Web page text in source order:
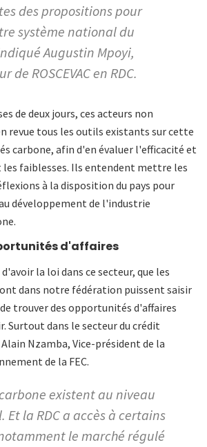
des propositions pour
système national du
Augustin Mpoyi,
de ROSCEVAC en RDC.
de deux jours, ces acteurs non
revue tous les outils existants sur cette
carbone, afin d'en évaluer l'efficacité et
les faiblesses. Ils entendent mettre les
à la disposition du pays pour
développement de l'industrie
d'affaires
la loi dans ce secteur, que les
dans notre fédération puissent saisir
trouver des opportunités d'affaires
Surtout dans le secteur du crédit
Nzamba, Vice-président de la
de la FEC.
existent au niveau
la RDC a accès à certains
le marché régulé